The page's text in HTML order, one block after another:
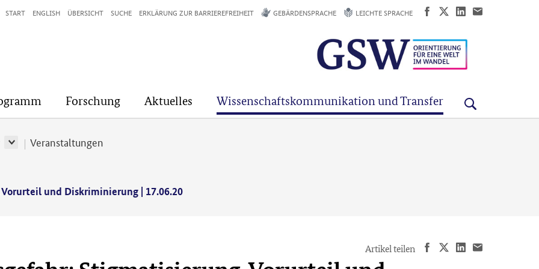
Forschung Aktuelles Wissenschaftskommunikation und Transfer
START ENGLISH ÜBERSICHT SUCHE ERKLÄRUNG ZUR BARRIEREFREIHEIT GEBÄRDENSPRACHE LEICHTE SPRACHE
Veranstaltungen
und Diskriminierung | 17.06.20
Artikel teilen